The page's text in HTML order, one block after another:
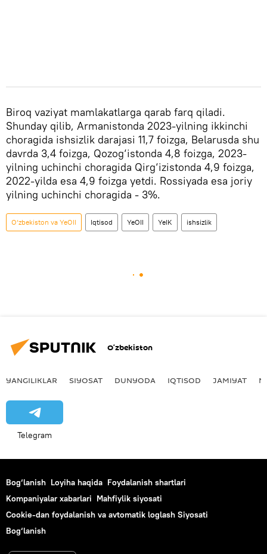
Biroq vaziyat mamlakatlarga qarab farq qiladi.
Shunday qilib, Armanistonda 2023-yilning ikkinchi
choragida ishsizlik darajasi 11,7 foizga, Belarusda shu
davrda 3,4 foizga, Qozog‘istonda 4,8 foizga, 2023-
yilning uchinchi choragida Qirg‘izistonda 4,9 foizga,
2022-yilda esa 4,9 foizga yetdi. Rossiyada esa joriy
yilning uchinchi choragida - 3%.
O‘zbekiston va YeOII Iqtisod YeOII YeIK ishsizlik
O‘zbekiston
YANGILIKLAR SIYOSAT DUNYODA IQTISOD JAMIYAT
Telegram
Bog‘lanish Loyiha haqida Foydalanish shartlari
Kompaniyalar xabarlari Mahfiylik siyosati
Cookie-dan foydalanish va avtomatik loglash Siyosati
Bog‘lanish